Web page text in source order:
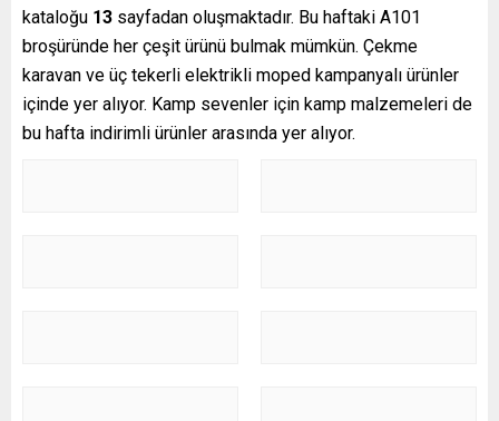
kataloğu 13 sayfadan oluşmaktadır. Bu haftaki A101
broşüründe her çeşit ürünü bulmak mümkün. Çekme
karavan ve üç tekerli elektrikli moped kampanyalı ürünler
içinde yer alıyor. Kamp sevenler için kamp malzemeleri de
bu hafta indirimli ürünler arasında yer alıyor.